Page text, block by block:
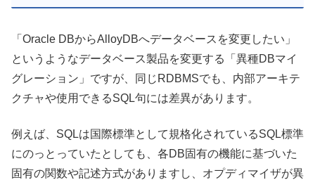
「Oracle DBからAlloyDBへデータベースを変更したい」
というようなデータベース製品を変更する「異種DBマイ
グレーション」ですが、同じRDBMSでも、内部アーキテ
クチャや使用できるSQL句には差異があります。
例えば、SQLは国際標準として規格化されているSQL標準
にのっとっていたとしても、各DB固有の機能に基づいた
固有の関数や記述方式がありますし、オプディマイザが異